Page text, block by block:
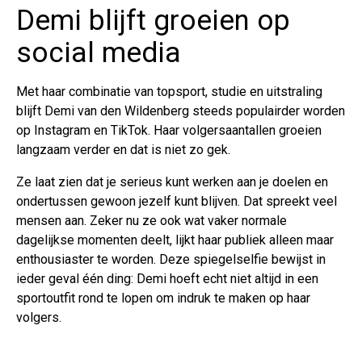
Demi blijft groeien op
social media
Met haar combinatie van topsport, studie en uitstraling
blijft Demi van den Wildenberg steeds populairder worden
op Instagram en TikTok. Haar volgersaantallen groeien
langzaam verder en dat is niet zo gek.
Ze laat zien dat je serieus kunt werken aan je doelen en
ondertussen gewoon jezelf kunt blijven. Dat spreekt veel
mensen aan. Zeker nu ze ook wat vaker normale
dagelijkse momenten deelt, lijkt haar publiek alleen maar
enthousiaster te worden. Deze spiegelselfie bewijst in
ieder geval één ding: Demi hoeft echt niet altijd in een
sportoutfit rond te lopen om indruk te maken op haar
volgers.